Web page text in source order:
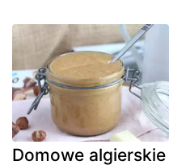
Domowe algierskie